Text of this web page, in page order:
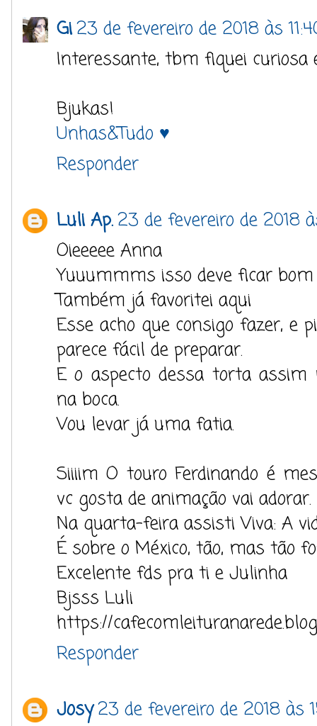
Gi23 de fevereiro de 2018 às
Interessante, tbm fiquei curiosa
Bjukas!
Unhas&Tudo ♥
Responder
Luli Ap.23 de fevereiro de 2018
Oieeeee Anna
Yuuummms isso deve ficar
Também já favoritei aqui
Esse acho que consigo fazer, e
parece fácil de preparar.
E o aspecto dessa torta assim
na boca.
Vou levar já uma fatia.
Siiiim O touro Ferdinando é
vc gosta de animação vai adorar.
Na quarta-feira assisti Viva: A
É sobre o México, tão, mas tão
Excelente fds pra ti e Julinha
Bjsss Luli
https://
Responder
Josy23 de fevereiro de 2018 às